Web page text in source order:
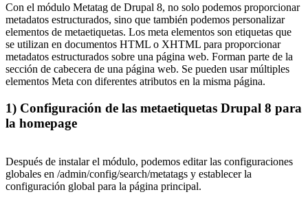
Con el módulo Metatag de Drupal 8, no solo podemos proporcionar
metadatos estructurados, sino que también podemos personalizar
elementos de metaetiquetas. Los meta elementos son etiquetas que
se utilizan en documentos HTML o XHTML para proporcionar
metadatos estructurados sobre una página web. Forman parte de la
sección de cabecera de una página web. Se pueden usar múltiples
elementos Meta con diferentes atributos en la misma página.
1) Configuración de las metaetiquetas Drupal 8 para
la homepage
Después de instalar el módulo, podemos editar las configuraciones
globales en /admin/config/search/metatags y establecer la
configuración global para la página principal.